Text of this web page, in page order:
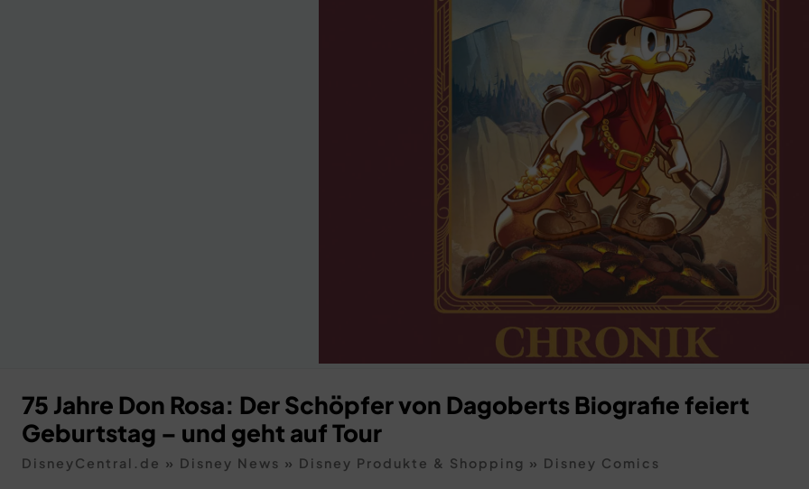
75 Jahre Don Rosa: Der Schöpfer von Dagoberts Biografie feiert
Geburtstag – und geht auf Tour
DisneyCentral.de » Disney News » Disney Produkte & Shopping » Disney Comics